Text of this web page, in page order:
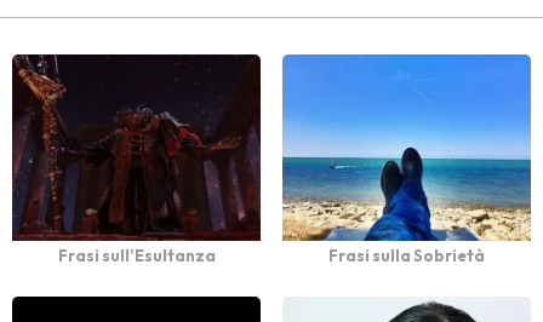
Frasi sull’Esultanza Frasi sulla Sobrietà